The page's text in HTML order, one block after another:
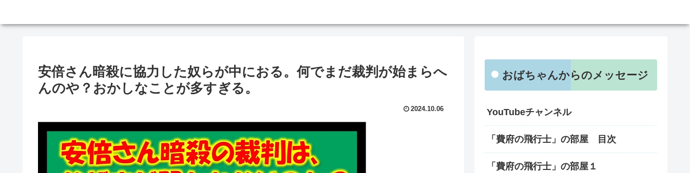
安倍さん暗殺に協力した奴らが中におる。何でまだ裁判が始まらへ
んのや？おかしなことが多すぎる。
2024.10.06
おばちゃんからのメッセージ
YouTubeチャンネル
「費府の飛行士」の部屋 目次
「費府の飛行士」の部屋１